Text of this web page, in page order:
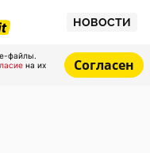
НОВОСТИ
файлы.
на их
Согласен